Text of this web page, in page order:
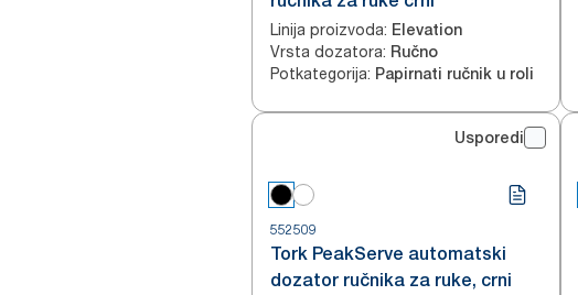
Linija proizvoda: Elevation
Vrsta dozatora: Ručno
Potkategorija: Papirnati ručnik u roli
Usporedi
552509
Tork PeakServe automatski
dozator ručnika za ruke, crni